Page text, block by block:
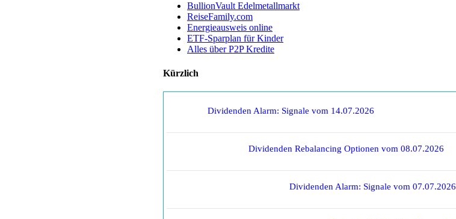
BullionVault Edelmetallmarkt
ReiseFamily.com
Energieausweis online
ETF-Sparplan für Kinder
Alles über P2P Kredite
Kürzlich
Dividenden Alarm: Signale vom 14.07.2026
Dividenden Rebalancing Optionen vom 08.07.2026
Dividenden Alarm: Signale vom 07.07.2026